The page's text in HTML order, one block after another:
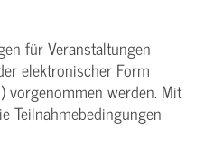
für Veranstaltungen
elektronischer Form
vorgenommen werden. Mit
Teilnahme­bedingungen